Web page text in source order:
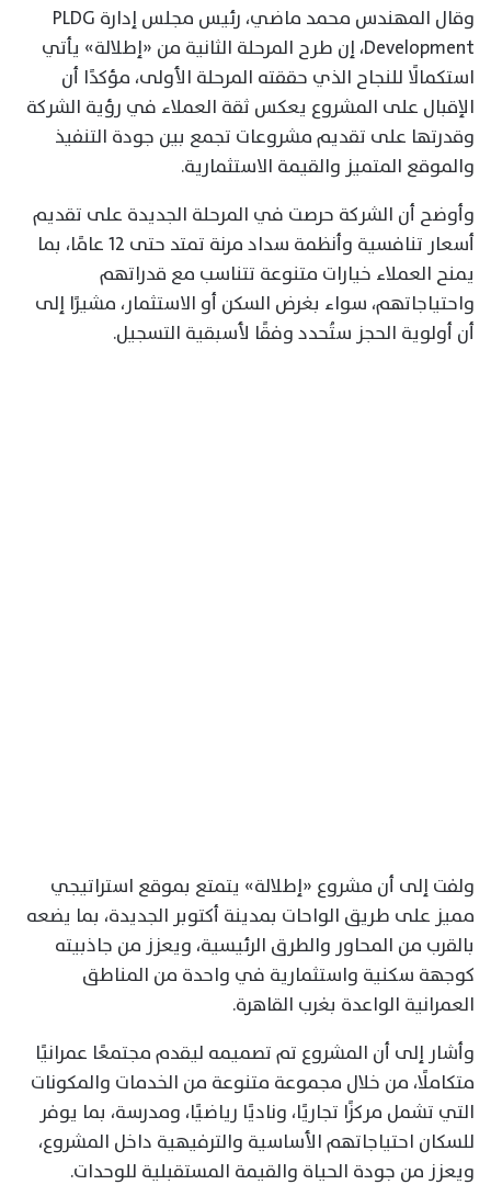
وقال المهندس محمد ماضي، رئيس مجلس إدارة PLDG
Development، إن طرح المرحلة الثانية من «إطلالة» يأتي
استكمالًا للنجاح الذي حققته المرحلة الأولى، مؤكدًا أن
الإقبال على المشروع يعكس ثقة العملاء في رؤية الشركة
وقدرتها على تقديم مشروعات تجمع بين جودة التنفيذ
والموقع المتميز والقيمة الاستثمارية.
وأوضح أن الشركة حرصت في المرحلة الجديدة على تقديم
أسعار تنافسية وأنظمة سداد مرنة تمتد حتى 12 عامًا، بما
يمنح العملاء خيارات متنوعة تتناسب مع قدراتهم
واحتياجاتهم، سواء بغرض السكن أو الاستثمار، مشيرًا إلى
أن أولوية الحجز ستُحدد وفقًا لأسبقية التسجيل.
ولفت إلى أن مشروع «إطلالة» يتمتع بموقع استراتيجي
مميز على طريق الواحات بمدينة أكتوبر الجديدة، بما يضعه
بالقرب من المحاور والطرق الرئيسية، ويعزز من جاذبيته
كوجهة سكنية واستثمارية في واحدة من المناطق
العمرانية الواعدة بغرب القاهرة.
وأشار إلى أن المشروع تم تصميمه ليقدم مجتمعًا عمرانيًا
متكاملًا، من خلال مجموعة متنوعة من الخدمات والمكونات
التي تشمل مركزًا تجاريًا، وناديًا رياضيًا، ومدرسة، بما يوفر
للسكان احتياجاتهم الأساسية والترفيهية داخل المشروع،
ويعزز من جودة الحياة والقيمة المستقبلية للوحدات.